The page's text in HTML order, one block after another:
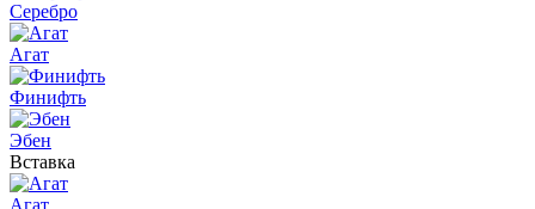
Серебро
Агат
Финифть
Эбен
Вставка
Агат